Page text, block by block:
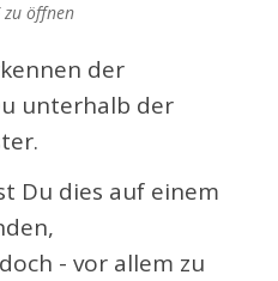
zu öffnen
der
unterhalb der
Du dies auf einem
- vor allem zu